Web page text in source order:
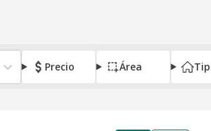
Precio Área